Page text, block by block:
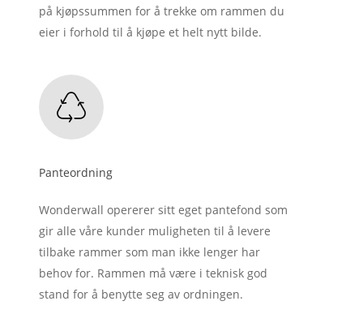
på kjøpssummen for å trekke om rammen du
eier i forhold til å kjøpe et helt nytt bilde.
Panteordning
Wonderwall opererer sitt eget pantefond som
gir alle våre kunder muligheten til å levere
tilbake rammer som man ikke lenger har
behov for. Rammen må være i teknisk god
stand for å benytte seg av ordningen.